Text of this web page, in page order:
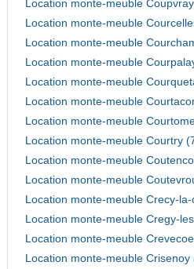
Location monte-meuble
Location monte-meuble
Location monte-meuble
Location monte-meuble
Location monte-meuble
Location monte-meuble
Location monte-meuble
Location monte-meuble Courtry
Location monte-meuble
Location monte-meuble
Location monte-meuble Crecy-
Location monte-meuble Cregy-
Location monte-meuble
Location monte-meuble Crisenoy